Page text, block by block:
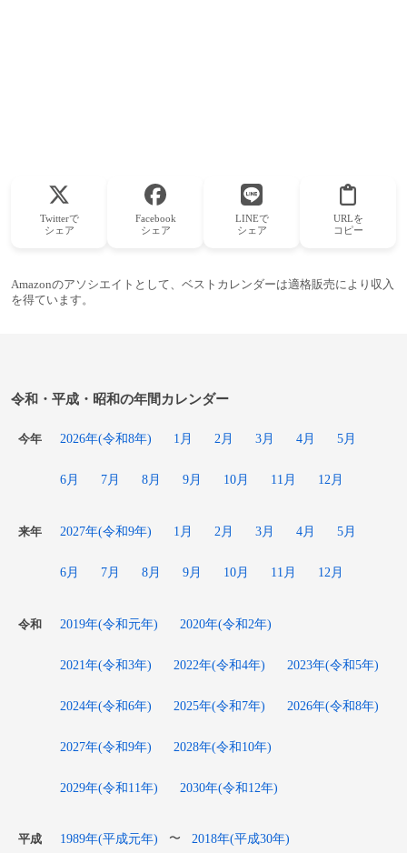
Twitterで
シェア
Facebook
シェア
LINEで
シェア
URLを
コピー
Amazonのアソシエイトとして、ベストカレンダーは適格販売により収入
を得ています。
令和・平成・昭和の年間カレンダー
今年 2026年(令和8年) 1月 2月 3月 4月 5月
6月 7月 8月 9月 10月 11月 12月
来年 2027年(令和9年) 1月 2月 3月 4月 5月
6月 7月 8月 9月 10月 11月 12月
令和 2019年(令和元年) 2020年(令和2年)
2021年(令和3年) 2022年(令和4年) 2023年(令和5年)
2024年(令和6年) 2025年(令和7年) 2026年(令和8年)
2027年(令和9年) 2028年(令和10年)
2029年(令和11年) 2030年(令和12年)
平成 1989年(平成元年) 〜 2018年(平成30年)